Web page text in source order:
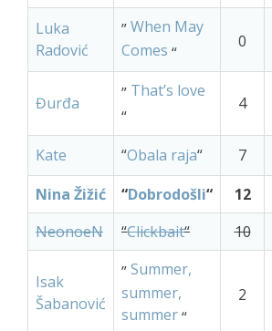
Luka
Radović
”When May
Comes “
0
Đurđa
” That’s love
“
4
Kate “Obala raja“ 7
Nina Žižić
“Dobrodošli“ 12
NeonoeN
“Clickbait“ 10
Isak
Šabanović
”Summer,
summer,
summer“
2